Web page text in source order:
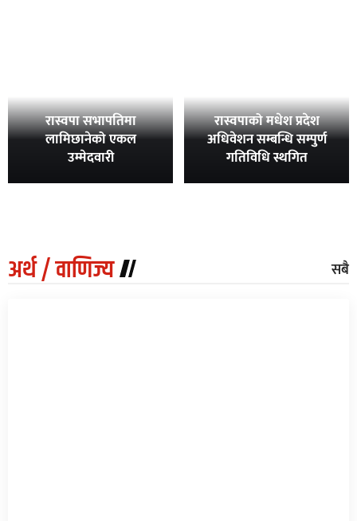
रास्वपा सभापतिमा
लामिछानेको एकल
उम्मेदवारी
रास्वपाको मधेश प्रदेश
अधिवेशन सम्बन्धि सम्पुर्ण
गतिविधि स्थगित
अर्थ / वाणिज्य सबै